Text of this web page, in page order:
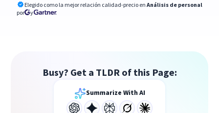
Elegido como la mejor relación calidad-precio en Análisis de personal
por
y
Busy? Get a TLDR of this Page:
Summarize With AI